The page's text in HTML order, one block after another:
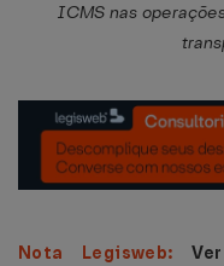
ICMS nas
Nota Legisweb: